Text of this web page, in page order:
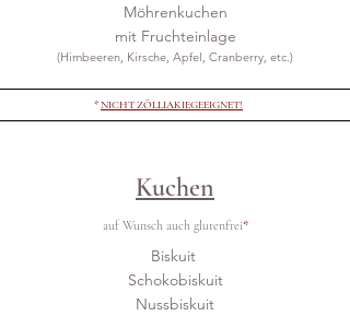
Möhrenkuchen
mit Fruchteinlage
(Himbeeren, Kirsche, Apfel, Cranberry, etc.)
Kuchen
auf Wunsch auch glutenfrei*
Biskuit
Schokobiskuit
Nussbiskuit
*NICHT ZÖLLIAKIEGEEIGNET!